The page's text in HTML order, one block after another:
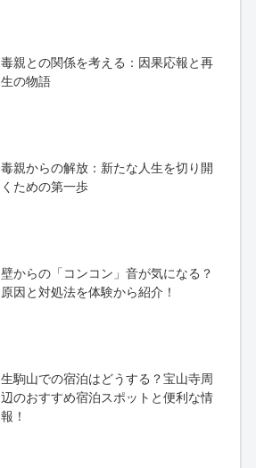
毒親との関係を考える：因果応報と再
生の物語
毒親からの解放：新たな人生を切り開
くための第一歩
壁からの「コンコン」音が気になる？
原因と対処法を体験から紹介！
生駒山での宿泊はどうする？宝山寺周
辺のおすすめ宿泊スポットと便利な情
報！